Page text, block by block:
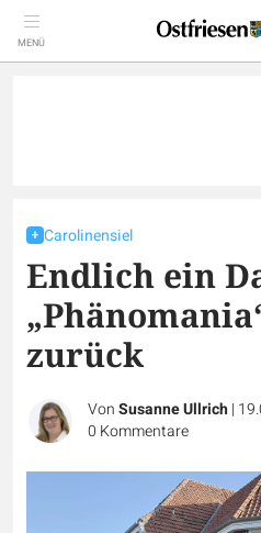
MENÜ
Carolinensiel
Endlich ein
zurück
VonSusanne Ullrich|
0 Kommentare